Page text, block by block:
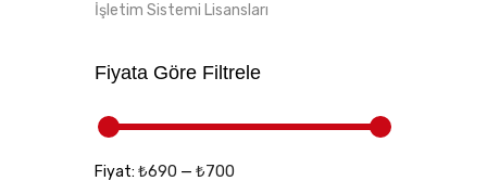
İşletim Sistemi Lisansları
Fiyata Göre Filtrele
Fiyat: ₺690 — ₺700